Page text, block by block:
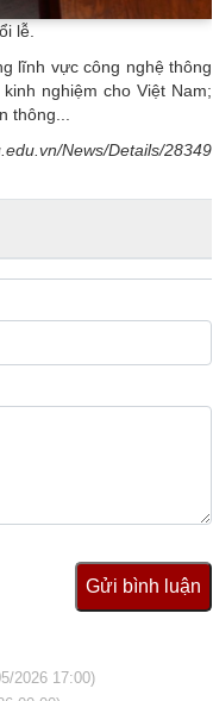
lễ.
lĩnh vực công nghệ thông
nghiệm cho Việt Nam;
thông...
News/Details/28349
Gửi bình luận
2026 17:00)